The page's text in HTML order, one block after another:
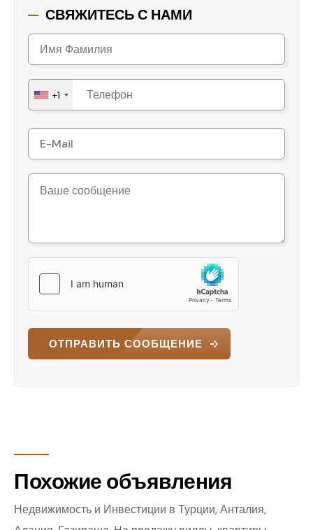
СВЯЖИТЕСЬ С НАМИ
+1
ОТПРАВИТЬ СООБЩЕНИЕ
Похожие объявления
Недвижимость и Инвестиции в Турции, Анталия,